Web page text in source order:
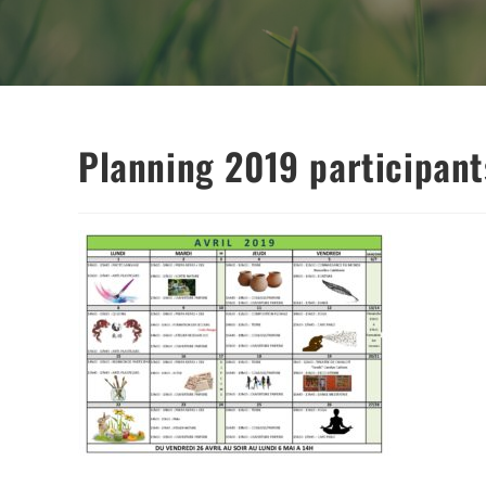
Planning 2019